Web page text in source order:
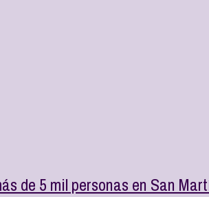
de 5 mil personas en San